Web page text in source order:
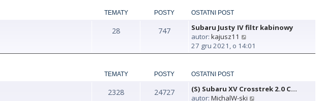
p
o
s
t
s
y
t
j
n
o
y
p
t
a
w
TEMATY POSTY OSTATNI POST
28 747
Subaru Justy IV filtr kabinowy
autor: kajusz11
y
ś
t
27 gru 2021, o 14:01
TEMATY POSTY OSTATNI POST
2328 24727
(S) Subaru XV Crosstrek 2.0 C…
autor: MichalW-ski